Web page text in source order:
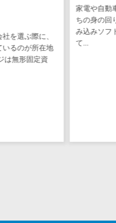
を選ぶ際に、
るのが所在地
は無形固定資
家電や自動
ちの身の回
み込みソフ
て...